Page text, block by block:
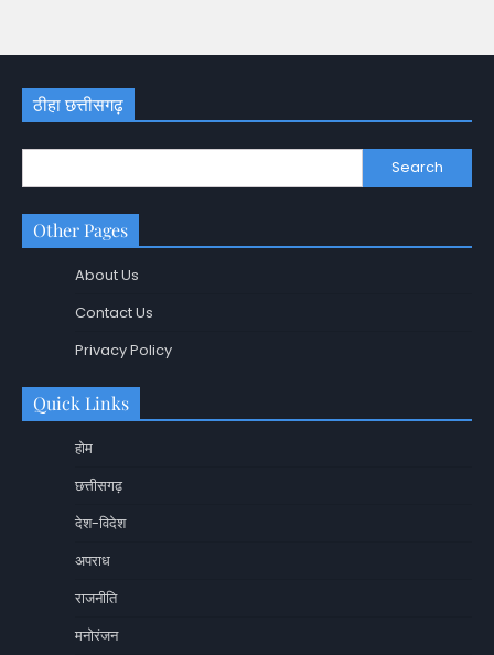
ठीहा छत्तीसगढ़
Search
Other Pages
About Us
Contact Us
Privacy Policy
Quick Links
होम
छत्तीसगढ़
देश-विदेश
अपराध
राजनीति
मनोरंजन